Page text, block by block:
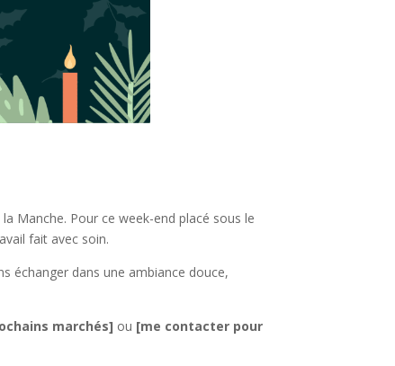
la Manche. Pour ce week-end placé sous le
fait avec soin.
échanger dans une ambiance douce,
marchés] ou [me contacter pour